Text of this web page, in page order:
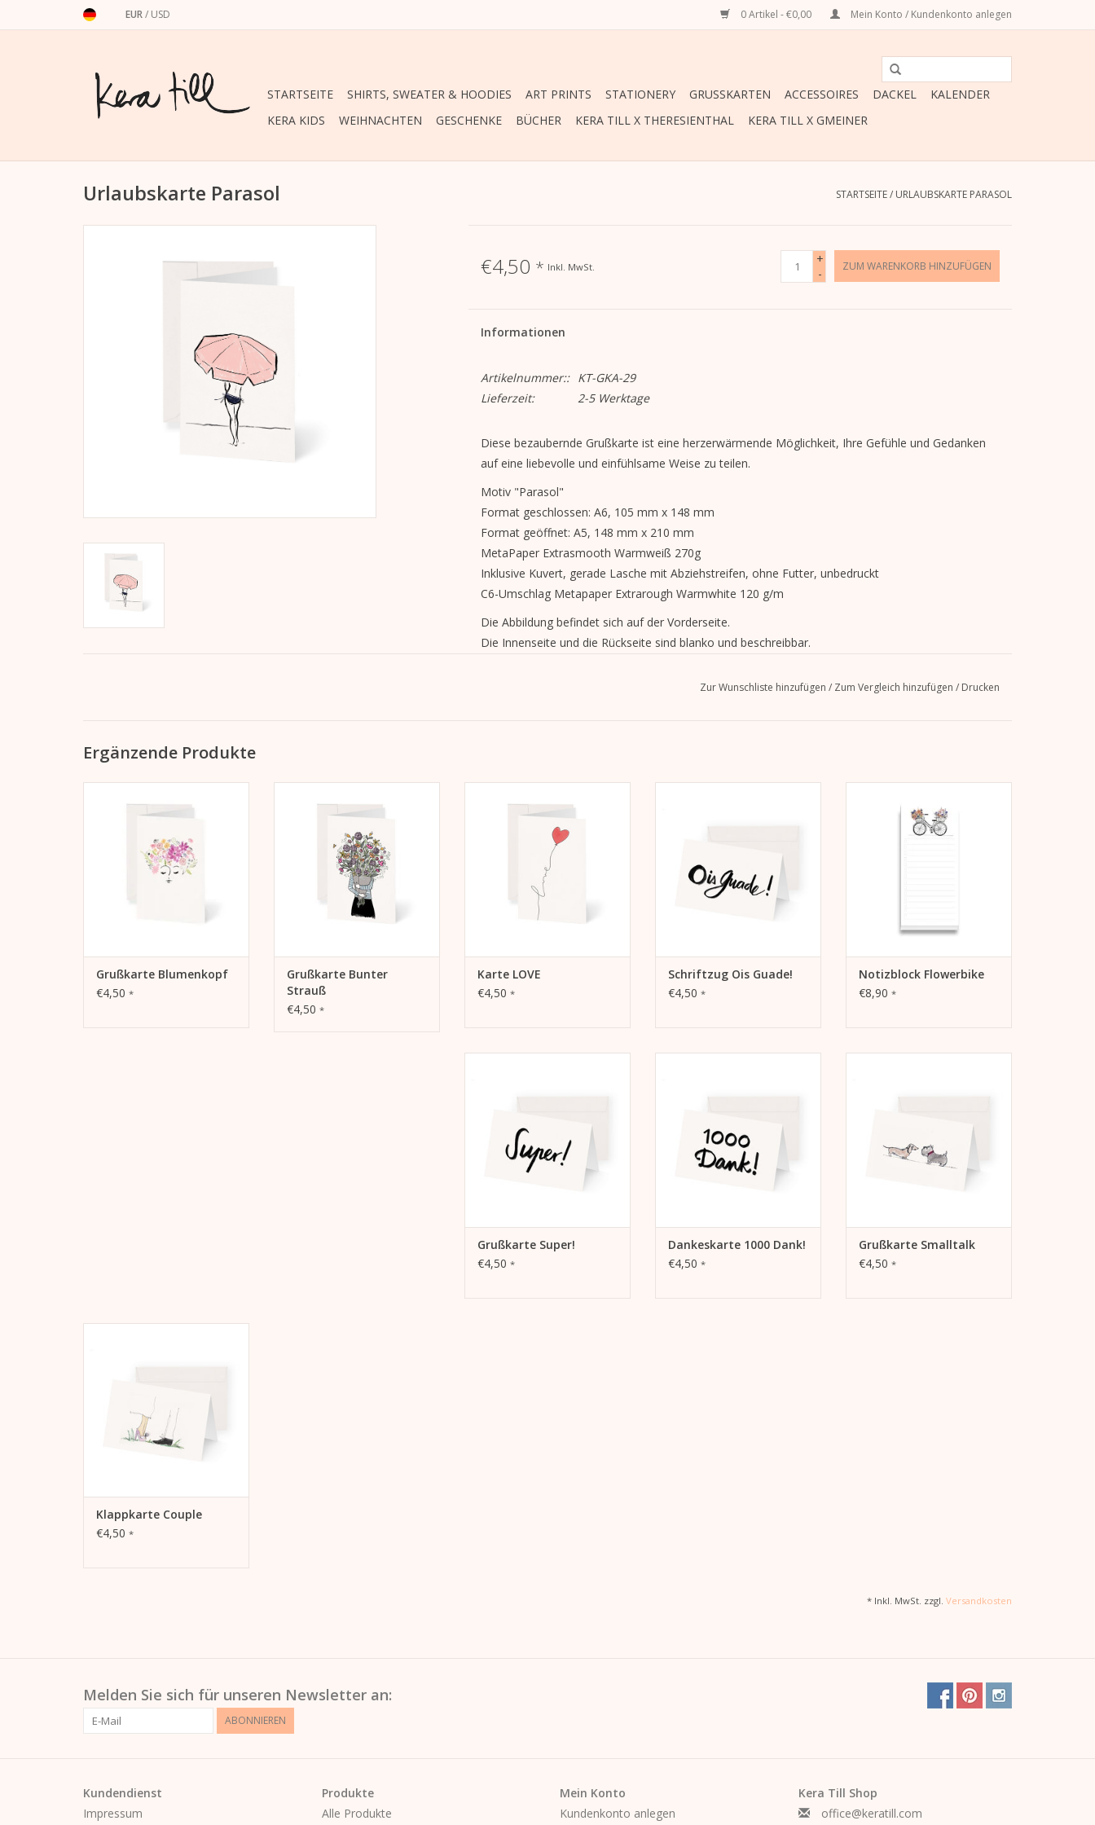
EUR/ USD 0 Artikel - €0,00 Mein Konto / Kundenkonto anlegen
STARTSEITE SHIRTS, SWEATER & HOODIES ART PRINTS STATIONERY GRUSSKARTEN ACCESSOIRES DACKEL
KALENDER
KERA KIDS
WEIHNACHTEN GESCHENKE BÜCHER KERA TILL X THERESIENTHAL KERA TILL X GMEINER
Urlaubskarte Parasol STARTSEITE/ URLAUBSKARTE PARASOL
€4,50 * Inkl. MwSt.
+
-
ZUM WARENKORB HINZUFÜGEN
Informationen
Artikelnummer::
KT-GKA-29
Lieferzeit:
2-5 Werktage
Diese bezaubernde Grußkarte ist eine herzerwärmende Möglichkeit, Ihre Gefühle und Gedanken
auf eine liebevolle und einfühlsame Weise zu teilen.
Motiv "Parasol"
Format geschlossen: A6, 105 mm x 148 mm
Format geöffnet: A5, 148 mm x 210 mm
MetaPaper Extrasmooth Warmweiß 270g
Inklusive Kuvert, gerade Lasche mit Abziehstreifen, ohne Futter, unbedruckt
C6-Umschlag Metapaper Extrarough Warmwhite 120 g/m
Die Abbildung befindet sich auf der Vorderseite.
Die Innenseite und die Rückseite sind blanko und beschreibbar.
Zur Wunschliste hinzufügen / Zum Vergleich hinzufügen / Drucken
Ergänzende Produkte
ZUM WARENKORB HINZUFÜGEN
Grußkarte Blumenkopf
€4,50 *
Till
ZUM WARENKORB HINZUFÜGEN
Grußkarte Bunter
Strauß
€4,50 *
x 148 mm, MetaPaper
Inklusive Kuvert
ZUM WARENKORB HINZUFÜGEN
Karte LOVE
€4,50 *
Schriftzug Ois Guade!
€4,50 *
Produktivität, zum Aufzeichnen
von Zielen und Träumen oder
als Geschenk.
Notizblock Flowerbike
€8,90 *
Grußkarte Super!
€4,50 *
Dankeskarte 1000 Dank!
€4,50 *
ZUM WARENKORB HINZUFÜGEN
Grußkarte Smalltalk
€4,50 *
ZUM WARENKORB HINZUFÜGEN
Klappkarte Couple
€4,50 *
* Inkl. MwSt. zzgl. Versandkosten
Melden Sie sich für unseren Newsletter an:
ABONNIEREN
Kundendienst
Impressum
Produkte
Alle Produkte
Mein Konto
Kundenkonto anlegen
Kera Till Shop
office@keratill.com